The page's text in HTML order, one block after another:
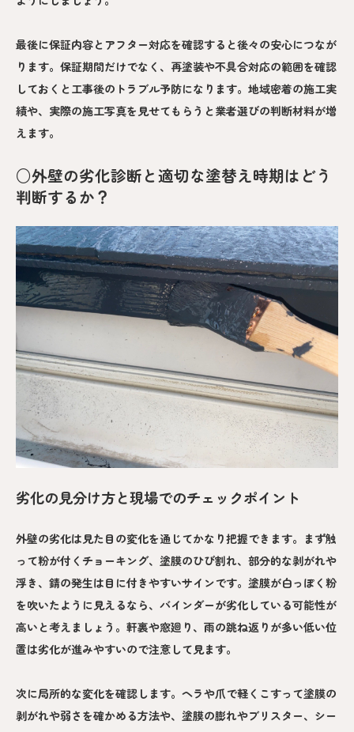
最後に保証内容とアフター対応を確認すると後々の安心につなが
ります。保証期間だけでなく、再塗装や不具合対応の範囲を確認
しておくと工事後のトラブル予防になります。地域密着の施工実
績や、実際の施工写真を見せてもらうと業者選びの判断材料が増
えます。
○外壁の劣化診断と適切な塗替え時期はどう
判断するか？
劣化の見分け方と現場でのチェックポイント
外壁の劣化は見た目の変化を通じてかなり把握できます。まず触
って粉が付くチョーキング、塗膜のひび割れ、部分的な剥がれや
浮き、錆の発生は目に付きやすいサインです。塗膜が白っぽく粉
を吹いたように見えるなら、バインダーが劣化している可能性が
高いと考えましょう。軒裏や窓廻り、雨の跳ね返りが多い低い位
置は劣化が進みやすいので注意して見ます。
次に局所的な変化を確認します。ヘラや爪で軽くこすって塗膜の
剥がれや弱さを確かめる方法や、塗膜の膨れやブリスター、シー